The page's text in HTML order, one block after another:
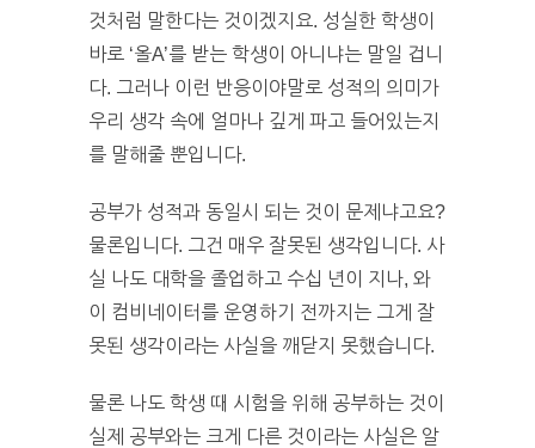
것처럼 말한다는 것이겠지요. 성실한 학생이
바로 ‘올A’를 받는 학생이 아니냐는 말일 겁니
다. 그러나 이런 반응이야말로 성적의 의미가
우리 생각 속에 얼마나 깊게 파고 들어있는지
를 말해줄 뿐입니다.
공부가 성적과 동일시 되는 것이 문제냐고요?
물론입니다. 그건 매우 잘못된 생각입니다. 사
실 나도 대학을 졸업하고 수십 년이 지나, 와
이 컴비네이터를 운영하기 전까지는 그게 잘
못된 생각이라는 사실을 깨닫지 못했습니다.
물론 나도 학생 때 시험을 위해 공부하는 것이
실제 공부와는 크게 다른 것이라는 사실은 알